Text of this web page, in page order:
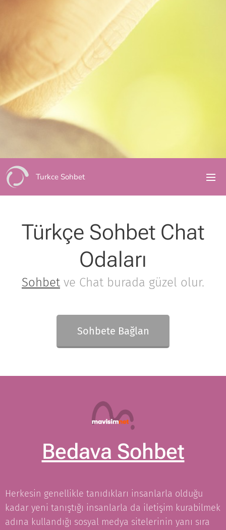
Turkce Sohbet
Türkçe Sohbet Chat
Odaları
Sohbet ve Chat burada güzel olur.
Sohbete Bağlan
Bedava Sohbet
Herkesin genellikle tanıdıkları insanlarla olduğu
kadar yeni tanıştığı insanlarla da iletişim kurabilmek
adına kullandığı sosyal medya sitelerinin yanı sıra